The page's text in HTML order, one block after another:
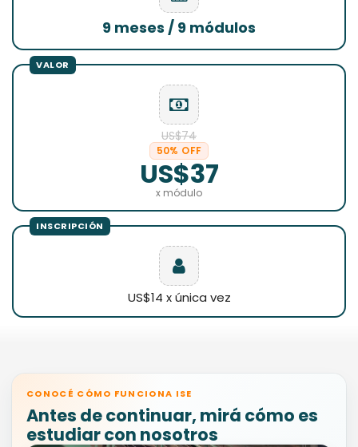
9 meses / 9 módulos
US$74
50% OFF
US$37
x módulo
US$14 x única vez
CONOCÉ CÓMO FUNCIONA ISE
Antes de continuar, mirá cómo es
estudiar con nosotros